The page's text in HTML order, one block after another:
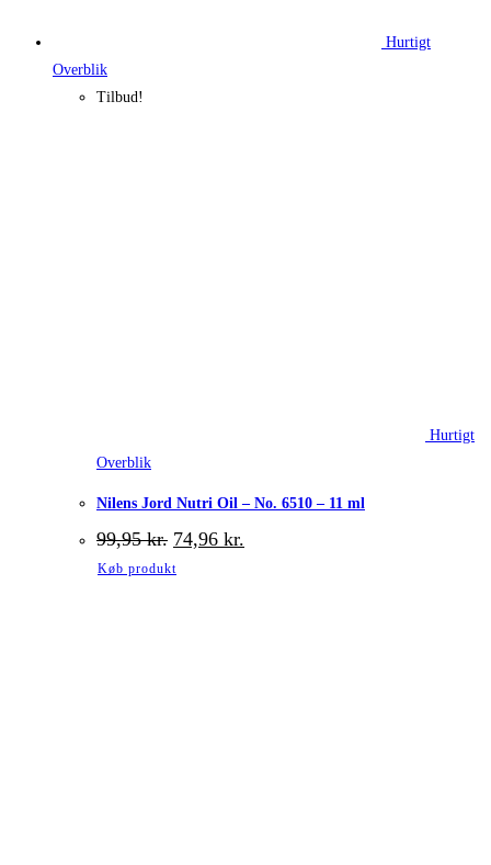
Hurtigt
Overblik
Tilbud!
Hurtigt
Overblik
Nilens Jord Nutri Oil – No. 6510 – 11 ml
99,95kr. Den
oprindelige
pris
74,96 kr.
Køb produkt